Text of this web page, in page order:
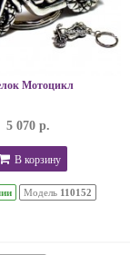
Мотоцикл
5 070 р.
В корзину
Модель 110152